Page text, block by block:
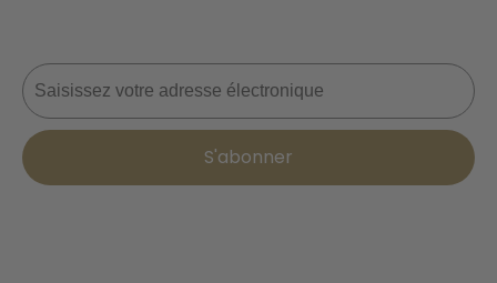
Courriel
S'abonner